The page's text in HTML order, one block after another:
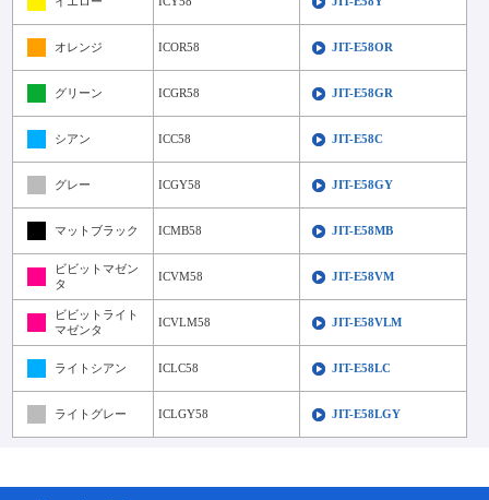
オレンジ ICOR58 JIT-E58OR
グリーン ICGR58 JIT-E58GR
シアン ICC58 JIT-E58C
グレー ICGY58 JIT-E58GY
マットブラック ICMB58 JIT-E58MB
ビビットマゼン
タ
ICVM58 JIT-E58VM
ビビットライト
マゼンタ
ICVLM58 JIT-E58VLM
ライトシアン ICLC58 JIT-E58LC
ライトグレー ICLGY58 JIT-E58LGY